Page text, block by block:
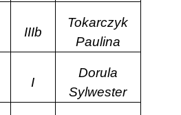
IIIb
Tokarczyk
Paulina
I
Dorula
Sylwester